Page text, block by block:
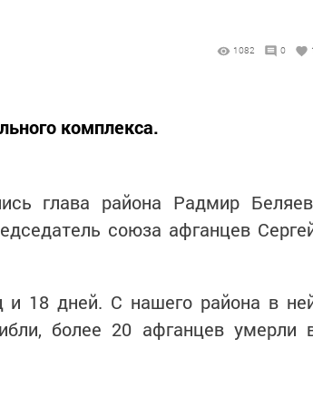
1082 0
комплекса.
глава района Радмир
союза афганцев
и 18 дней. С нашего района в
более 20 афганцев умерли